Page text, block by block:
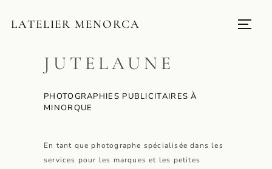
LATELIER MENORCA
JUTELAUNE
PHOTOGRAPHIES PUBLICITAIRES À
MINORQUE
En tant que photographe spécialisée dans les
services pour les marques et les petites